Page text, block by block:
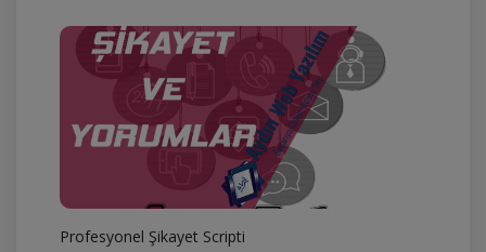
Profesyonel Şikayet Scripti